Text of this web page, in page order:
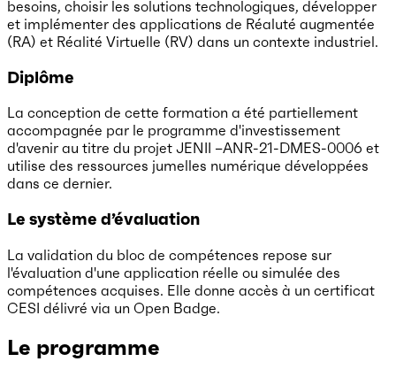
besoins, choisir les solutions technologiques, développer
et implémenter des applications de Réaluté augmentée
(RA) et Réalité Virtuelle (RV) dans un contexte industriel.
Diplôme
La conception de cette formation a été partiellement
accompagnée par le programme d'investissement
d'avenir au titre du projet JENII –ANR-21-DMES-0006 et
utilise des ressources jumelles numérique développées
dans ce dernier.
Le système d’évaluation
La validation du bloc de compétences repose sur
l'évaluation d'une application réelle ou simulée des
compétences acquises. Elle donne accès à un certificat
CESI délivré via un Open Badge.
Le programme